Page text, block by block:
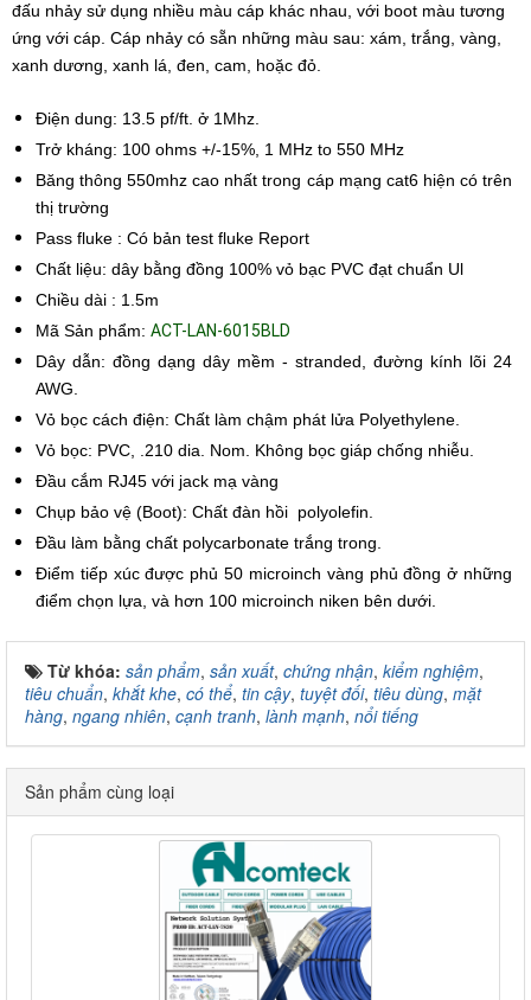
đấu nhảy sử dụng nhiều màu cáp khác nhau, với boot màu tương
ứng với cáp. Cáp nhảy có sẵn những màu sau: xám, trắng, vàng,
xanh dương, xanh lá, đen, cam, hoặc đỏ.
Điện dung: 13.5 pf/ft. ở 1Mhz.
Trở kháng: 100 ohms +/-15%, 1 MHz to 550 MHz
Băng thông 550mhz cao nhất trong cáp mạng cat6 hiện có trên
thị trường
Pass fluke : Có bản test fluke Report
Chất liệu: dây bằng đồng 100% vỏ bạc PVC đạt chuẩn Ul
Chiều dài : 1.5m
Mã Sản phẩm: ACT-LAN-6015BLD
Dây dẫn: đồng dạng dây mềm - stranded, đường kính lõi 24
AWG.
Vỏ bọc cách điện: Chất làm chậm phát lửa Polyethylene.
Vỏ bọc: PVC, .210 dia. Nom. Không bọc giáp chống nhiễu.
Đầu cắm RJ45 với jack mạ vàng
Chụp bảo vệ (Boot): Chất đàn hồi polyolefin.
Đầu làm bằng chất polycarbonate trắng trong.
Điểm tiếp xúc được phủ 50 microinch vàng phủ đồng ở những
điểm chọn lựa, và hơn 100 microinch niken bên dưới.
Từ khóa: sản phẩm, sản xuất, chứng nhận, kiểm nghiệm,
tiêu chuẩn, khắt khe, có thể, tin cậy, tuyệt đối, tiêu dùng, mặt
hàng, ngang nhiên, cạnh tranh, lành mạnh, nổi tiếng
Sản phẩm cùng loại